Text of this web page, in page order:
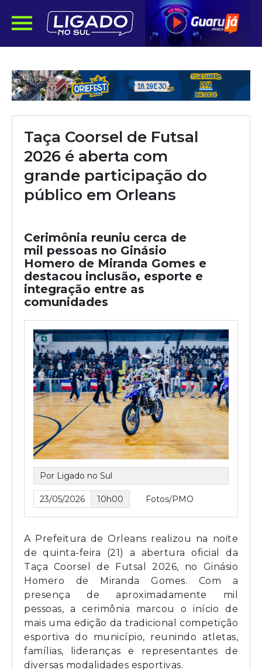
Taça Coorsel de Futsal
2026 é aberta com
grande participação do
público em Orleans
Cerimônia reuniu cerca de
mil pessoas no Ginásio
Homero de Miranda Gomes e
destacou inclusão, esporte e
integração entre as
comunidades
Por Ligado no Sul
23/05/2026 10h00 Fotos/PMO
A Prefeitura de Orleans realizou na noite
de quinta-feira (21) a abertura oficial da
Taça Coorsel de Futsal 2026, no Ginásio
Homero de Miranda Gomes. Com a
presença de aproximadamente mil
pessoas, a cerimônia marcou o início de
mais uma edição da tradicional competição
esportiva do município, reunindo atletas,
famílias, lideranças e representantes de
diversas modalidades esportivas.